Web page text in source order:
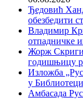
Ђедовић
обезбедити
Владимир
отпадничке
Жорж
годишњицу
Изложба
у
Амбасада